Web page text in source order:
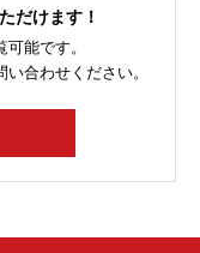
だけます！
能です。
合わせください。